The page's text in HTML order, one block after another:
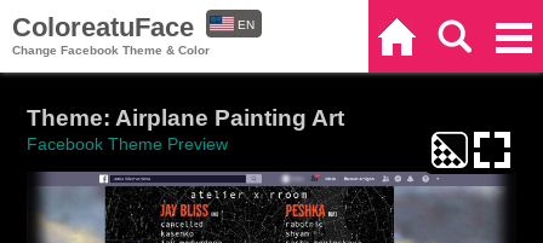
ColoreatuFace
Change Facebook Theme & Color
EN
Theme: Airplane Painting Art
Facebook Theme Preview